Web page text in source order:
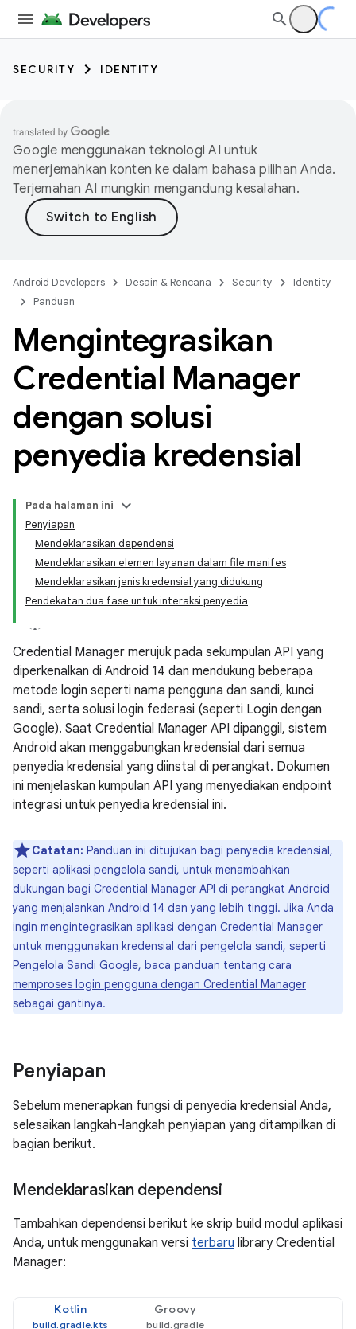
SECURITY IDENTITY
Google menggunakan teknologi AI untuk
menerjemahkan konten ke dalam bahasa pilihan Anda.
Terjemahan AI mungkin mengandung kesalahan.
Android Developers Desain & Rencana Security
Identity
Panduan
Mengintegrasikan
Credential Manager
dengan solusi
penyedia kredensial
Pada halaman ini
Penyiapan
Mendeklarasikan dependensi
Mendeklarasikan elemen layanan dalam file manifes
Mendeklarasikan jenis kredensial yang didukung
Pendekatan dua fase untuk interaksi penyedia
Credential Manager merujuk pada sekumpulan API yang
diperkenalkan di Android 14 dan mendukung beberapa
metode login seperti nama pengguna dan sandi, kunci
sandi, serta solusi login federasi (seperti Login dengan
Google). Saat Credential Manager API dipanggil, sistem
Android akan menggabungkan kredensial dari semua
penyedia kredensial yang diinstal di perangkat. Dokumen
ini menjelaskan kumpulan API yang menyediakan endpoint
integrasi untuk penyedia kredensial ini.
Catatan: Panduan ini ditujukan bagi penyedia kredensial,
seperti aplikasi pengelola sandi, untuk menambahkan
dukungan bagi Credential Manager API di perangkat Android
yang menjalankan Android 14 dan yang lebih tinggi. Jika Anda
ingin mengintegrasikan aplikasi dengan Credential Manager
untuk menggunakan kredensial dari pengelola sandi, seperti
Pengelola Sandi Google, baca panduan tentang cara
memproses login pengguna dengan Credential Manager
sebagai gantinya.
Penyiapan
Sebelum menerapkan fungsi di penyedia kredensial Anda,
selesaikan langkah-langkah penyiapan yang ditampilkan di
bagian berikut.
Mendeklarasikan dependensi
Tambahkan dependensi berikut ke skrip build modul aplikasi
Anda, untuk menggunakan versi terbaru library Credential
Manager:
Kotlin Groovy